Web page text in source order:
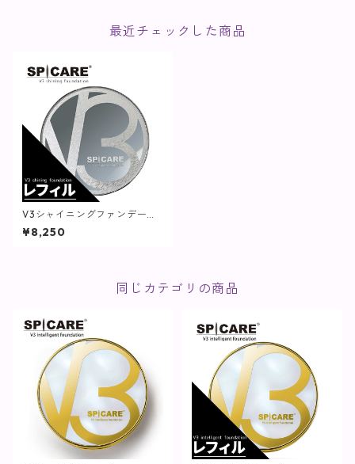
最近チェックした商品
V3シャイニングファンデーシ
ョン(レフィル)【SPICARE】
¥8,250
同じカテゴリの商品